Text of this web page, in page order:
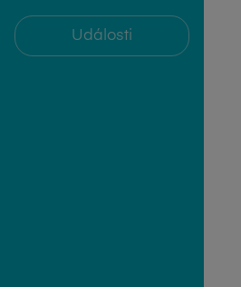
Události